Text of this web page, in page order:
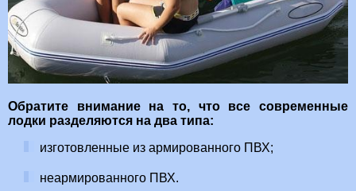
Обратите внимание на то, что все современные
лодки разделяются на два типа:
изготовленные из армированного ПВХ;
неармированного ПВХ.